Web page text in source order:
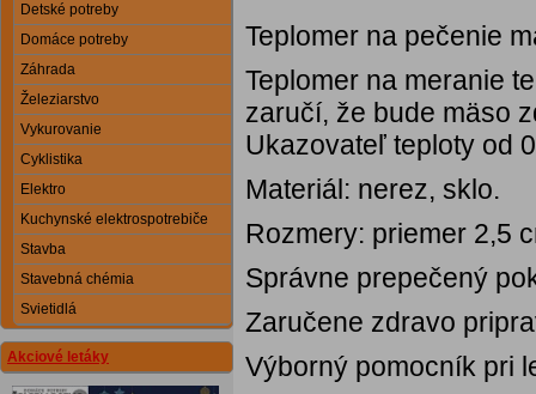
Detské potreby
Domáce potreby
Záhrada
Železiarstvo
Vykurovanie
Cyklistika
Elektro
Kuchynské elektrospotrebiče
Stavba
Stavebná chémia
Svietidlá
Akciové letáky
Teplomer na pečenie
Teplomer na meranie
zaručí, že bude mäso
Ukazovateľ teploty od
Materiál: nerez, sklo.
Rozmery: priemer 2,5
Správne prepečený
Zaručene zdravo
Výborný pomocník pri